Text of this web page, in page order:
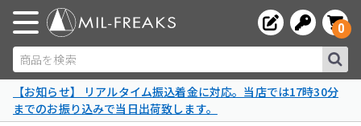
商品を検索
0
【お知らせ】 リアルタイム振込着金に対応。当店では17時30分
までのお振り込みで当日出荷致します。